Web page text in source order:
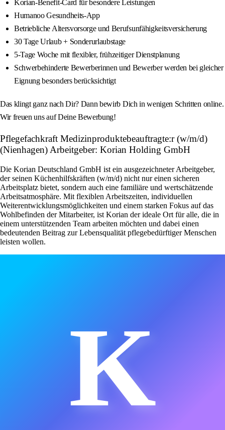
Korian-Benefit-Card für besondere Leistungen
Humanoo Gesundheits-App
Betriebliche Altersvorsorge und Berufsunfähigkeitsversicherung
30 Tage Urlaub + Sonderurlaubstage
5-Tage Woche mit flexibler, frühzeitiger Dienstplanung
Schwerbehinderte Bewerberinnen und Bewerber werden bei gleicher
Eignung besonders berücksichtigt
Das klingt ganz nach Dir? Dann bewirb Dich in wenigen Schritten online.
Wir freuen uns auf Deine Bewerbung!
Pflegefachkraft Medizinproduktebeauftragte:r (w/m/d)
(Nienhagen) Arbeitgeber: Korian Holding GmbH
Die Korian Deutschland GmbH ist ein ausgezeichneter Arbeitgeber,
der seinen Küchenhilfskräften (w/m/d) nicht nur einen sicheren
Arbeitsplatz bietet, sondern auch eine familiäre und wertschätzende
Arbeitsatmosphäre. Mit flexiblen Arbeitszeiten, individuellen
Weiterentwicklungsmöglichkeiten und einem starken Fokus auf das
Wohlbefinden der Mitarbeiter, ist Korian der ideale Ort für alle, die in
einem unterstützenden Team arbeiten möchten und dabei einen
bedeutenden Beitrag zur Lebensqualität pflegebedürftiger Menschen
leisten wollen.
K